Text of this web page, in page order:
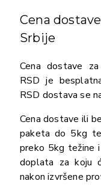
Cena
Srbije
Cena dostave
RSD je
RSD dostava se
Cena dostave ili
paketa do 5kg
preko 5kg težine
doplata za koju
nakon izvršene